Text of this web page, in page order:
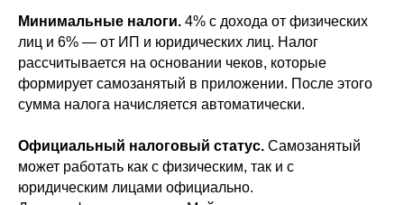
Минимальные налоги. 4% с дохода от физических
лиц и 6% — от ИП и юридических лиц. Налог
рассчитывается на основании чеков, которые
формирует самозанятый в приложении. После этого
сумма налога начисляется автоматически.
Официальный налоговый статус. Самозанятый
может работать как с физическим, так и с
юридическим лицами официально.